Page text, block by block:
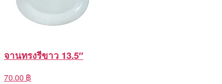
จานทรงรีขาว 13.5″
70.00 ฿